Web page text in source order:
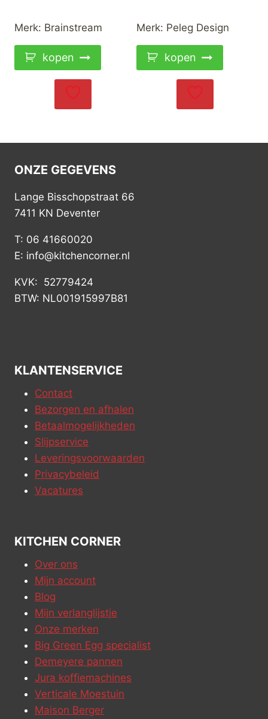
Merk: Brainstream
kopen
Merk: Peleg Design
kopen
ONZE GEGEVENS
Lange Bisschopstraat 66
7411 KN Deventer
T: 06 41660020
E: info@kitchencorner.nl
KVK: 52779424
BTW: NL001915997B81
KLANTENSERVICE
Contact
Bezorgen en afhalen
Betaalmogelijkheden
Slijpservice
Leveringsvoorwaarden
Privacybeleid
Vacatures
KITCHEN CORNER
Over ons
Mijn account
Blog
Mijn verlanglijstje
Onze merken
Big Green Egg specialist
Demeyere pannen
Jura koffiemachines
Verticale Moestuin
Maison Berger